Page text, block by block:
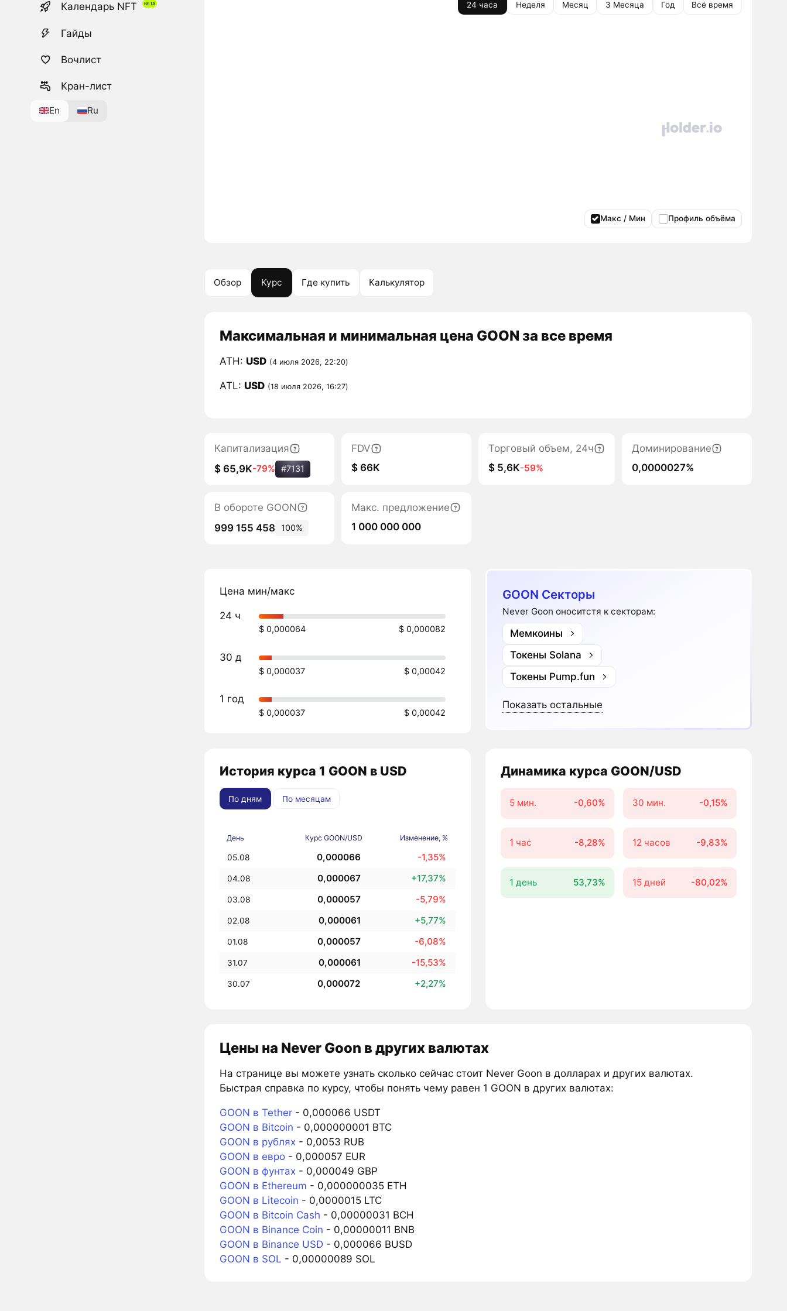
Календарь NFT
Гайды
Вочлист
Кран-лист
En Ru
24 часа Неделя Месяц 3 Месяца Год Всё время
Макс / Мин Профиль объёма
Обзор Курс Где купить Калькулятор
Максимальная и минимальная цена GOON за все время
ATH: USD (4 июля 2026, 22:20)
ATL: USD (18 июля 2026, 16:27)
Капитализация
$ 65,9K-79% #7131
FDV
$ 66K
Торговый объем, 24ч
$ 5,6K-59%
Доминирование
0,0000027%
В обороте GOON
999 155 458
100%
Макс. предложение
1 000 000 000
Цена мин/макс
24 ч
$ 0,000064 $ 0,000082
30 д
$ 0,000037 $ 0,00042
1 год
$ 0,000037 $ 0,00042
GOON Секторы
Never Goon оноситстя к секторам:
Мемкоины
Токены Solana
Токены Pump.fun
Показать остальные
История курса 1 GOON в USD
По дням По месяцам
День Курс GOON/USD Изменение, %
05.08 0,000066 -1,35%
04.08 0,000067 +17,37%
03.08 0,000057 -5,79%
02.08 0,000061 +5,77%
01.08 0,000057 -6,08%
31.07 0,000061 -15,53%
30.07 0,000072 +2,27%
Динамика курса GOON/USD
5 мин. -0,60% 30 мин. -0,15%
1 час -8,28% 12 часов -9,83%
1 день 53,73% 15 дней -80,02%
Цены на Never Goon в других валютах
На странице вы можете узнать сколько сейчас стоит Never Goon в долларах и других валютах.
Быстрая справка по курсу, чтобы понять чему равен 1 GOON в других валютах:
GOON в Tether- 0,000066 USDT
GOON в Bitcoin - 0,000000001 BTC
GOON в рублях- 0,0053 RUB
GOON в евро- 0,000057 EUR
GOON в фунтах- 0,000049 GBP
GOON в Ethereum - 0,000000035 ETH
GOON в Litecoin - 0,0000015 LTC
GOON в Bitcoin Cash - 0,00000031 BCH
GOON в Binance Coin - 0,00000011 BNB
GOON в Binance USD- 0,000066 BUSD
GOON в SOL - 0,00000089 SOL